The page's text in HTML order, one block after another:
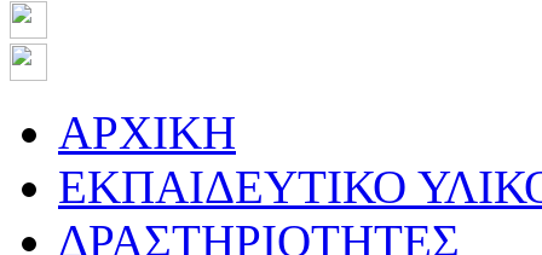
ΑΡΧΙΚΗ
ΕΚΠΑΙΔΕΥΤΙΚΟ
ΔΡΑΣΤΗΡΙΟΤΗΤΕΣ